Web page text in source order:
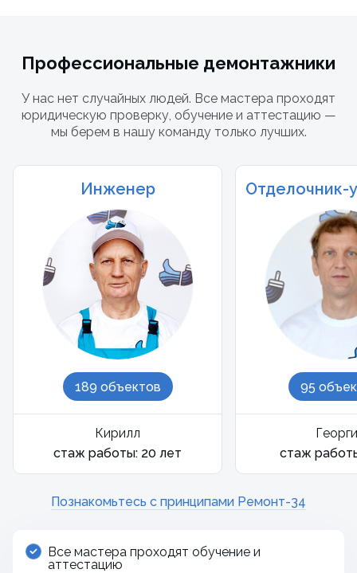
Профессиональные демонтажники
У нас нет случайных людей. Все мастера проходят
юридическую проверку, обучение и аттестацию —
мы берем в нашу команду только лучших.
Инженер
189 объектов
Кирилл
стаж работы: 20 лет
Отделочник-
95
стаж
Познакомьтесь с принципами Ремонт-34
Все мастера проходят обучение и
аттестацию